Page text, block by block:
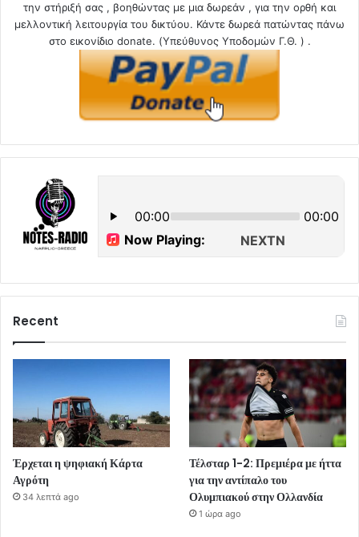
την στήριξή σας , βοηθώντας με μια δωρεάν , για την ορθή και
μελλοντική λειτουργία του δικτύου. Κάντε δωρεά πατώντας πάνω
στο εικονίδιο donate. (Υπεύθυνος Υποδομών Γ.Θ. ) .
Recent
Έρχεται η ψηφιακή Κάρτα
Αγρότη
34 λεπτά ago
Τέλσταρ 1-2: Πρεμιέρα με ήττα
για την αντίπαλο του
Ολυμπιακού στην Ολλανδία
1 ώρα ago